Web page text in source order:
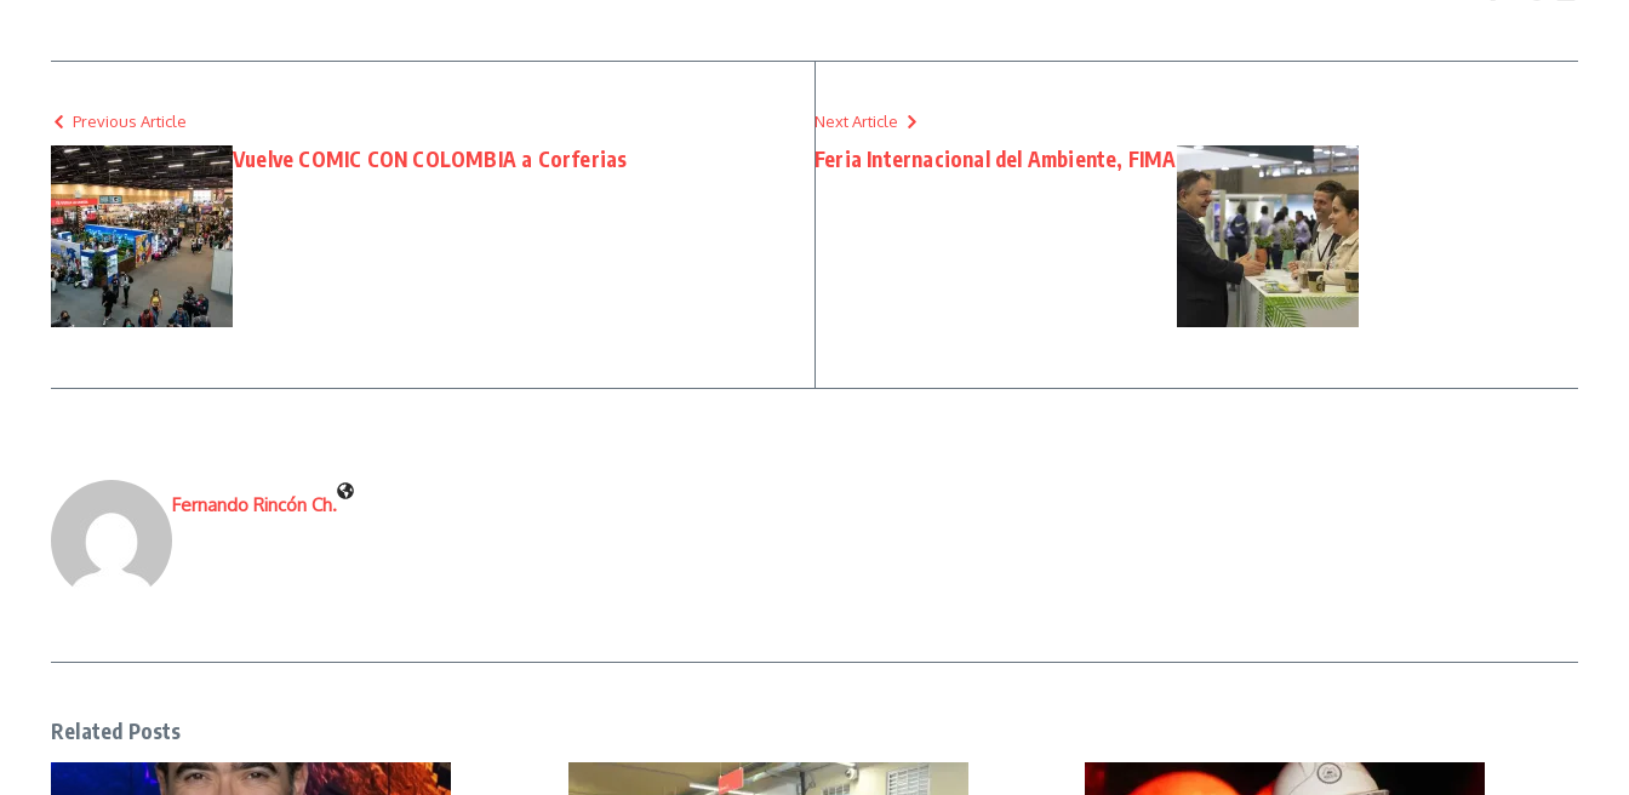
Previous Article
Vuelve COMIC CON COLOMBIA a Corferias
Next Article
Feria Internacional del Ambiente, FIMA
Fernando Rincón Ch.
Related Posts